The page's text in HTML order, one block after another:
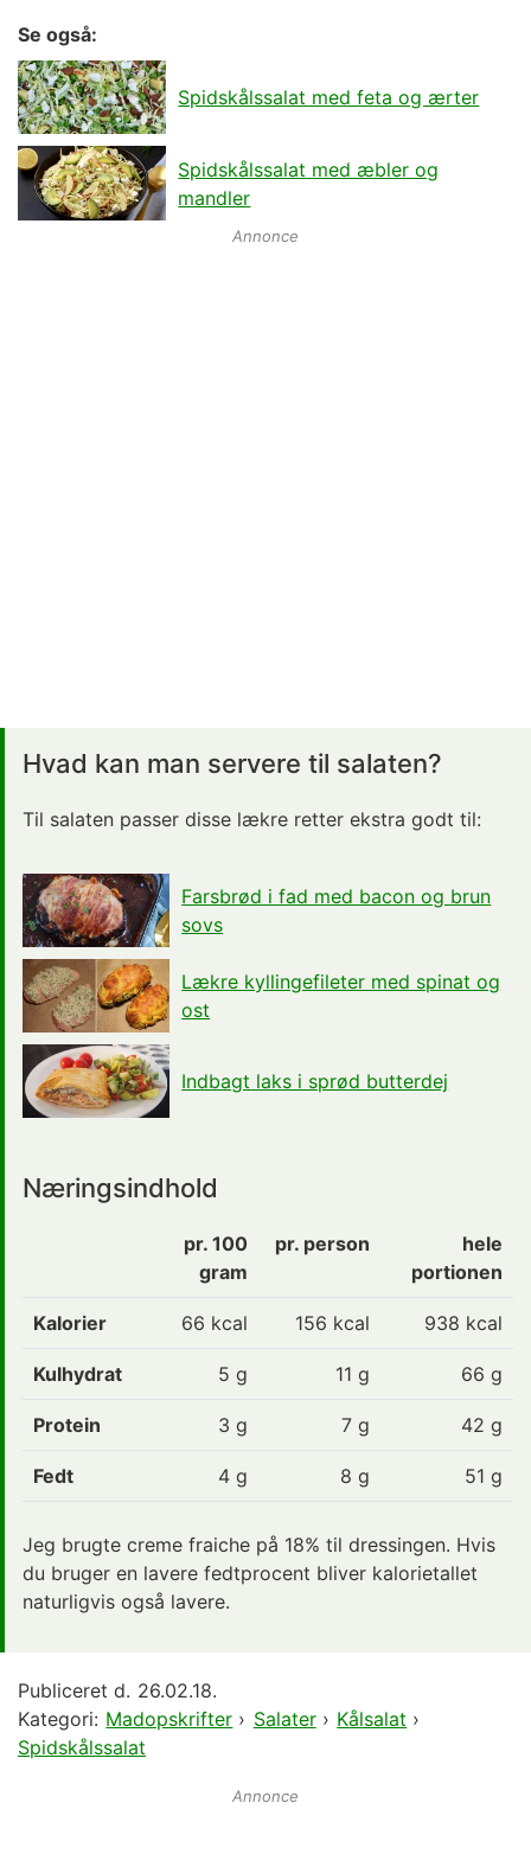
Se også:
Spidskålssalat med feta og ærter
Spidskålssalat med æbler og
mandler
Annonce
Hvad kan man servere til salaten?
Til salaten passer disse lækre retter ekstra godt til:
Farsbrød i fad med bacon og brun
sovs
Lækre kyllingefileter med spinat og
ost
Indbagt laks i sprød butterdej
Næringsindhold
pr. 100
gram
pr. person
hele
portionen
Kalorier 66 kcal 156 kcal 938 kcal
Kulhydrat 5 g 11 g 66 g
Protein 3 g 7 g 42 g
Fedt 4 g 8 g 51 g
Jeg brugte creme fraiche på 18% til dressingen. Hvis
du bruger en lavere fedtprocent bliver kalorietallet
naturligvis også lavere.
Publiceret d. 26.02.18.
Kategori: Madopskrifter › Salater› Kålsalat ›
Spidskålssalat
Annonce